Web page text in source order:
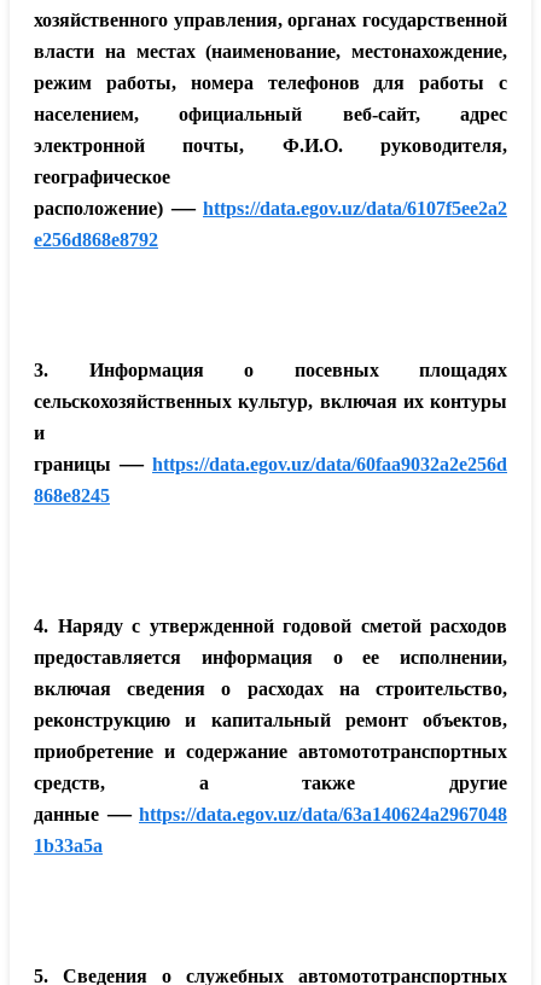
хозяйственного управления, органах государственной
власти на местах (наименование, местонахождение,
режим работы, номера телефонов для работы с
населением, официальный веб-сайт, адрес
электронной почты, Ф.И.О. руководителя,
географическое
расположение) — https://data.egov.uz/data/6107f5ee2a2
e256d868e8792
3. Информация о посевных площадях
сельскохозяйственных культур, включая их контуры
и
границы — https://data.egov.uz/data/60faa9032a2e256d
868e8245
4. Наряду с утвержденной годовой сметой расходов
предоставляется информация о ее исполнении,
включая сведения о расходах на строительство,
реконструкцию и капитальный ремонт объектов,
приобретение и содержание автомототранспортных
средств, а также другие
данные — https://data.egov.uz/data/63a140624a2967048
1b33a5a
5. Сведения о служебных автомототранспортных